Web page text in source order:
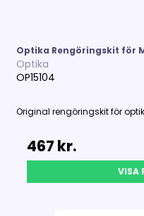
Optika Rengöringskit för
Optika
OP15104
Original rengöringskit för optik
467 kr.
VISA